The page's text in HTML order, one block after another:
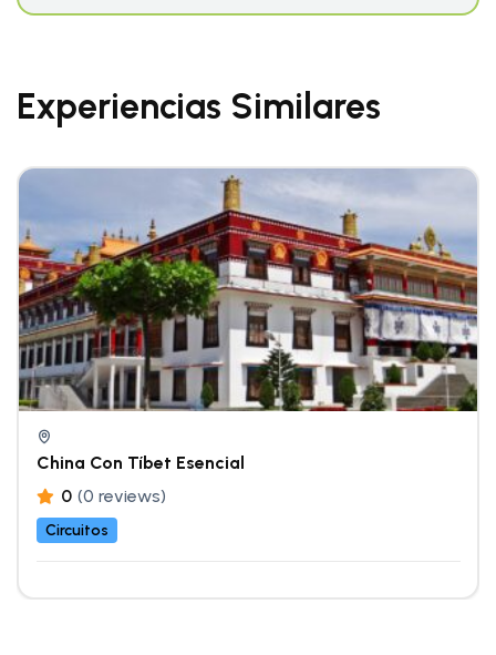
Experiencias Similares
China Con Tíbet Esencial
0 (0 reviews)
Circuitos